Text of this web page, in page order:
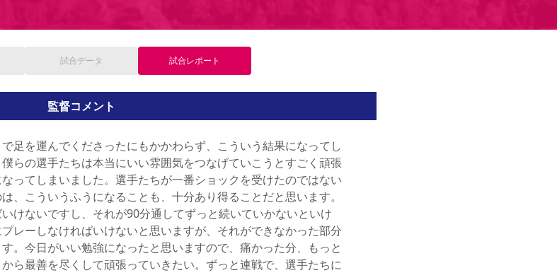
試合データ 試合レポート
監督コメント
足を運んでくださったにもかかわらず、こういう結果になってし
らの選手たちは本当にいい雰囲気をつなげていこうとすごく頑張
ってしまいました。選手たちが一番ショックを受けたのではない
、こういうふうになることも、十分あり得ることだと思います。
けないですし、それが90分通してずっと続いていかないといけ
レーしなければいけないと思いますが、それができなかった部分
。今日がいい勉強になったと思いますので、痛かった分、もっと
ら最善を尽くして頑張っていきたい。ずっと連戦で、選手たちに